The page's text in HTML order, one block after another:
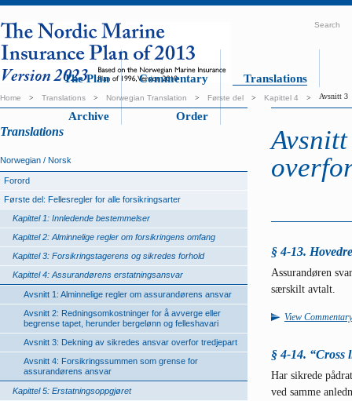
The Plan Commentary Translations
Archive Order
Search
Home > Translations > Norwegian Translation > Første del > Kapittel 4 > Avsnitt 3
Translations
Norwegian / Norsk
Forord
Første del: Fellesregler for alle forsikringsarter
Kapittel 1: Innledende bestemmelser
Kapittel 2: Alminnelige regler om forsikringens omfang
Kapittel 3: Forsikringstagerens og sikredes forhold
Kapittel 4: Assurandørens erstatningsansvar
Avsnitt 1: Alminnelige regler om assurandørens ansvar
Avsnitt 2: Redningsomkostninger for å avverge eller
begrense tapet, herunder bergelønn og felleshavari
Avsnitt 3: Dekning av sikredes ansvar overfor tredjepart
Avsnitt 4: Forsikringssummen som grense for
assurandørens ansvar
Kapittel 5: Erstatningsoppgjøret
§ 4-13.
Assurandøren
særskilt avtalt.
View Commentary
§ 4-14. “Cross
Har sikrede
ved samme